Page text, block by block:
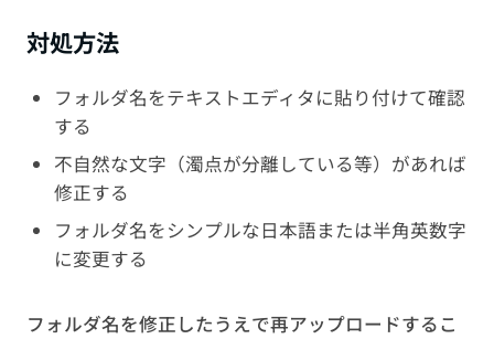
対処方法
フォルダ名をテキストエディタに貼り付けて確認
する
不自然な文字（濁点が分離している等）があれば
修正する
フォルダ名をシンプルな日本語または半角英数字
に変更する
フォルダ名を修正したうえで再アップロードするこ